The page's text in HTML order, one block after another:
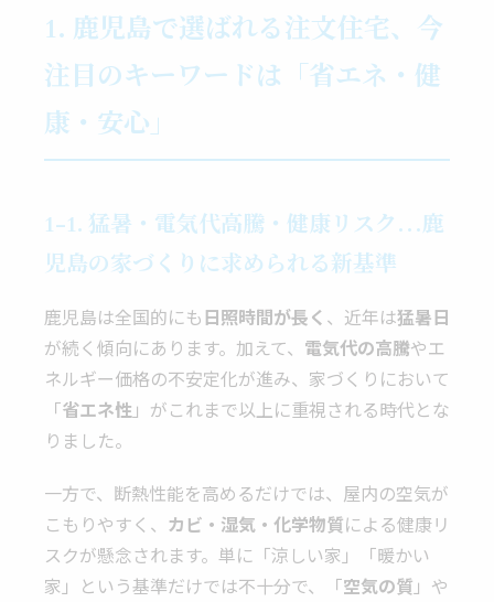
1. 鹿児島で選ばれる注文住宅、今
注目のキーワードは「省エネ・健
康・安心」
1-1. 猛暑・電気代高騰・健康リスク…鹿
児島の家づくりに求められる新基準
鹿児島は全国的にも 日照時間が長く 、近年は猛暑日
が続く傾向にあります。加えて、 電気代の高騰やエ
ネルギー価格の不安定化が進み、家づくりにおいて
「省エネ性」がこれまで以上に重視される時代とな
りました。
一方で、断熱性能を高めるだけでは、屋内の空気が
こもりやすく、 カビ・湿気・化学物質による健康リ
スクが懸念されます。単に「涼しい家」「暖かい
家」という基準だけでは不十分で、「空気の質 」や